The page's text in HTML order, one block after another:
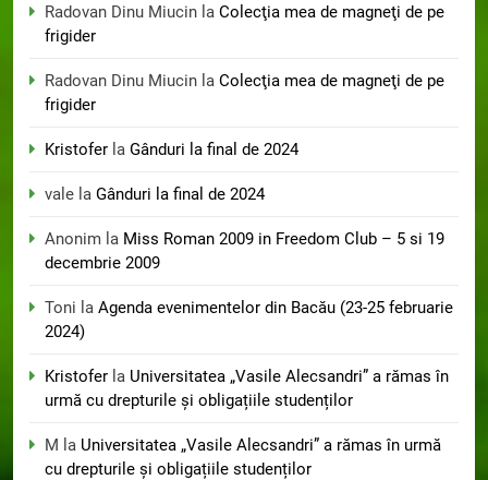
Radovan Dinu Miucin la Colecţia mea de magneţi de pe
frigider
Radovan Dinu Miucin la Colecţia mea de magneţi de pe
frigider
Kristofer la Gânduri la final de 2024
vale la Gânduri la final de 2024
Anonim la Miss Roman 2009 in Freedom Club – 5 si 19
decembrie 2009
Toni la Agenda evenimentelor din Bacău (23-25 februarie
2024)
Kristofer la Universitatea „Vasile Alecsandri” a rămas în
urmă cu drepturile și obligațiile studenților
M la Universitatea „Vasile Alecsandri” a rămas în urmă
cu drepturile și obligațiile studenților